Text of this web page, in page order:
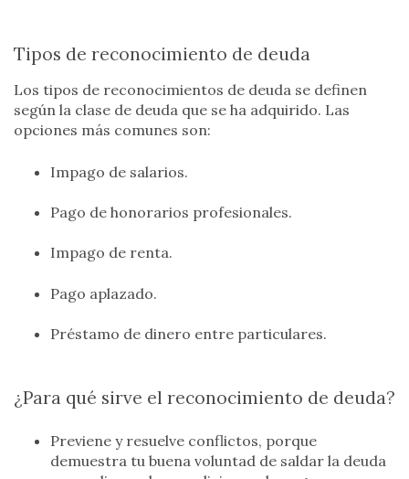
Tipos de reconocimiento de deuda
Los tipos de reconocimientos de deuda se definen
según la clase de deuda que se ha adquirido. Las
opciones más comunes son:
Impago de salarios.
Pago de honorarios profesionales.
Impago de renta.
Pago aplazado.
Préstamo de dinero entre particulares.
¿Para qué sirve el reconocimiento de deuda?
Previene y resuelve conflictos, porque
demuestra tu buena voluntad de saldar la deuda